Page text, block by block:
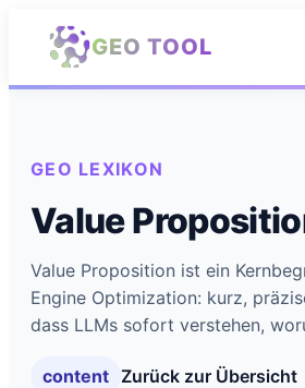
Zum Hauptinhalt springen
GEO TOOL
GEO LEXIKON
Value
Value Proposition ist ein
Engine Optimization: kurz,
dass LLMs sofort verstehen,
content Zurück zur Übersicht